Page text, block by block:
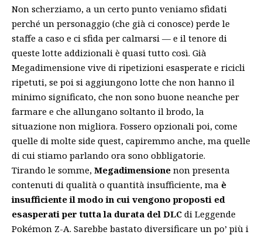
Non scherziamo, a un certo punto veniamo sfidati
perché un personaggio (che già ci conosce) perde le
staffe a caso e ci sfida per calmarsi — e il tenore di
queste lotte addizionali è quasi tutto così. Già
Megadimensione vive di ripetizioni esasperate e ricicli
ripetuti, se poi si aggiungono lotte che non hanno il
minimo significato, che non sono buone neanche per
farmare e che allungano soltanto il brodo, la
situazione non migliora. Fossero opzionali poi, come
quelle di molte side quest, capiremmo anche, ma quelle
di cui stiamo parlando ora sono obbligatorie.
Tirando le somme, Megadimensione non presenta
contenuti di qualità o quantità insufficiente, ma è
insufficiente il modo in cui vengono proposti ed
esasperati per tutta la durata del DLC di Leggende
Pokémon Z-A. Sarebbe bastato diversificare un po’ più i